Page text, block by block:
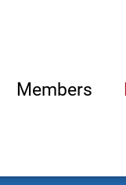
Members